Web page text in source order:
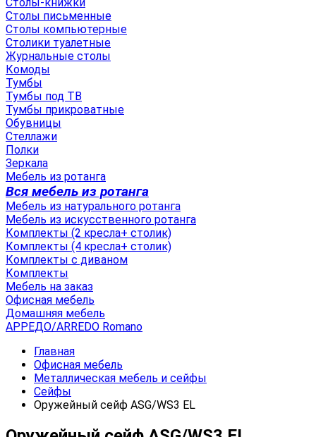
Столы письменные
Столы компьютерные
Столики туалетные
Журнальные столы
Комоды
Тумбы
Тумбы под ТВ
Тумбы прикроватные
Обувницы
Стеллажи
Полки
Зеркала
Мебель из ротанга
Вся мебель из ротанга
Мебель из натурального ротанга
Мебель из искусственного ротанга
Комплекты (2 кресла+ столик)
Комплекты (4 кресла+ столик)
Комплекты с диваном
Комплекты
Мебель на заказ
Офисная мебель
Домашняя мебель
АРРЕДО/ARREDO Romano
Главная
Офисная мебель
Металлическая мебель и сейфы
Сейфы
Оружейный сейф ASG/WS3 EL